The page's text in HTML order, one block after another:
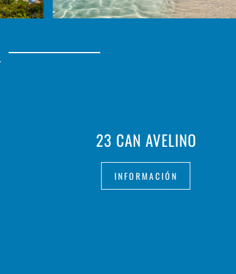
23 CAN AVELINO
INFORMACIÓN